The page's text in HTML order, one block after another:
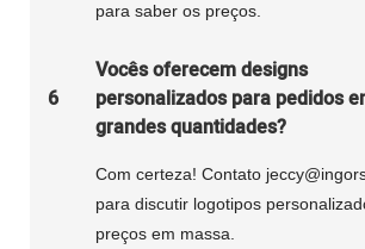
para saber os preços.
6
Vocês oferecem designs
personalizados para pedidos
grandes quantidades?
Com certeza! Contato
para discutir logotipos
preços em massa.